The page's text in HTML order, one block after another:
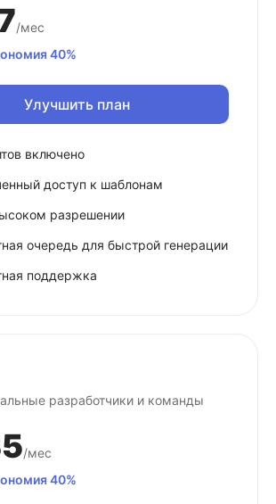
/мес
40%
Улучшить план
включено
доступ к шаблонам
разрешении
очередь для быстрой генерации
поддержка
разработчики и команды
/мес
40%